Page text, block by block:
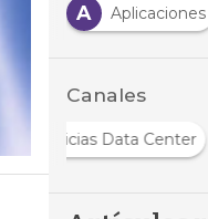
A Aplicaciones
Canales
Noticias Data Center